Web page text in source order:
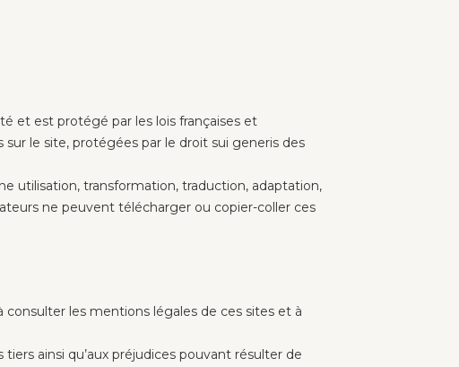
et est protégé par les lois françaises et
le site, protégées par le droit sui generis des
utilisation, transformation, traduction, adaptation,
ne peuvent télécharger ou copier-coller ces
consulter les mentions légales de ces sites et à
ainsi qu’aux préjudices pouvant résulter de